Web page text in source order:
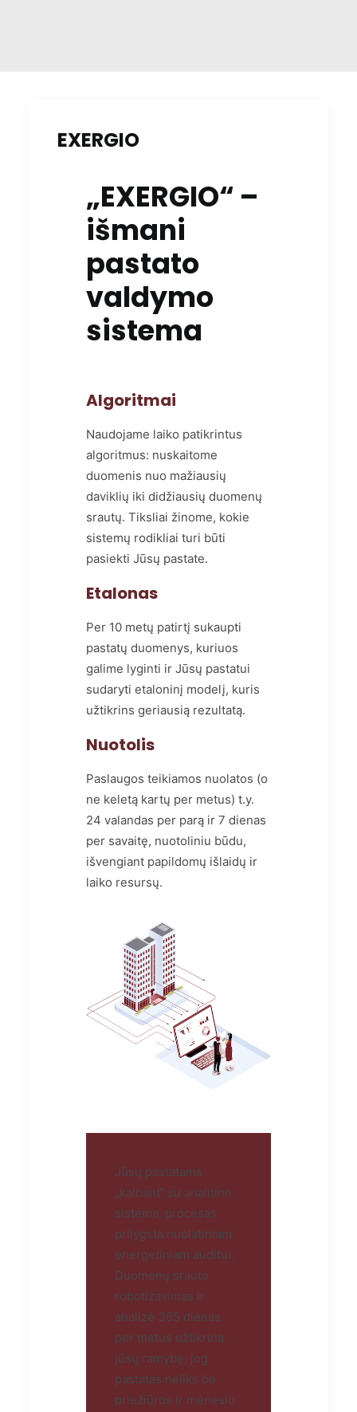
EXERGIO
„EXERGIO“ –
išmani
pastato
valdymo
sistema
Algoritmai
Naudojame laiko patikrintus
algoritmus: nuskaitome
duomenis nuo mažiausių
daviklių iki didžiausių duomenų
srautų. Tiksliai žinome, kokie
sistemų rodikliai turi būti
pasiekti Jūsų pastate.
Etalonas
Per 10 metų patirtį sukaupti
pastatų duomenys, kuriuos
galime lyginti ir Jūsų pastatui
sudaryti etaloninį modelį, kuris
užtikrins geriausią rezultatą.
Nuotolis
Paslaugos teikiamos nuolatos (o
ne keletą kartų per metus) t.y.
24 valandas per parą ir 7 dienas
per savaitę, nuotoliniu būdu,
išvengiant papildomų išlaidų ir
laiko resursų.
Jūsų pastatams
„kalbant“ su analitine
sistema, procesas
prilygsta nuolatiniam
energetiniam auditui.
Duomenų srauto
robotizavimas ir
analizė 365 dienas
per metus užtikrina
jūsų ramybę, jog
pastatas neliks be
priežiūros ir mėnesio